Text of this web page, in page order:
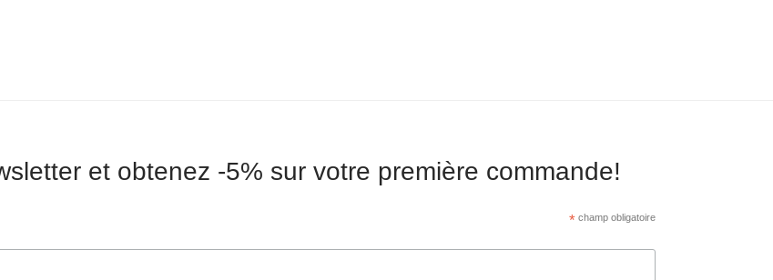
et obtenez -5% sur votre première commande!
*champ obligatoire